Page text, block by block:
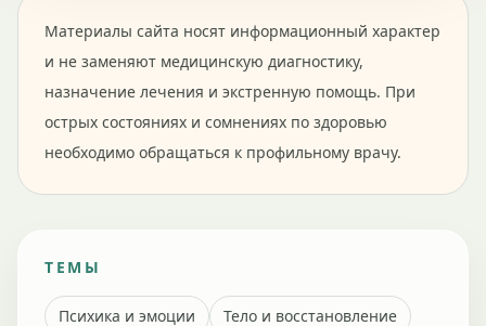
Материалы сайта носят информационный характер
и не заменяют медицинскую диагностику,
назначение лечения и экстренную помощь. При
острых состояниях и сомнениях по здоровью
необходимо обращаться к профильному врачу.
ТЕМЫ
Психика и эмоции
Тело и восстановление